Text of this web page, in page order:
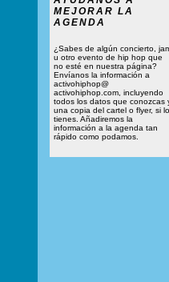
MEJORAR LA
AGENDA
¿Sabes de algún concierto,
u otro evento de hip hop que
no esté en nuestra página?
Envíanos la información a
activohiphop@
activohiphop.com, incluyendo
todos los datos que conozcas
una copia del cartel o flyer, si lo
tienes. Añadiremos la
información a la agenda tan
rápido como podamos.